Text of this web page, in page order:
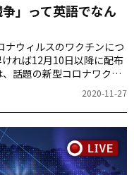
」って英語でなん
ナウィルスのワクチンにつ
れば12月10日以降に配布
話題の新型コロナワクチ
2020-11-27